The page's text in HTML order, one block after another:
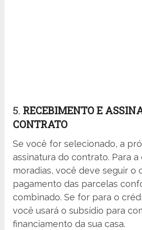
5. RECEBIMENTO E
CONTRATO
Se você for selecionado, a
assinatura do contrato. Para
moradias, você deve seguir o
pagamento das parcelas
combinado. Se for para o
você usará o subsídio para
financiamento da sua casa.